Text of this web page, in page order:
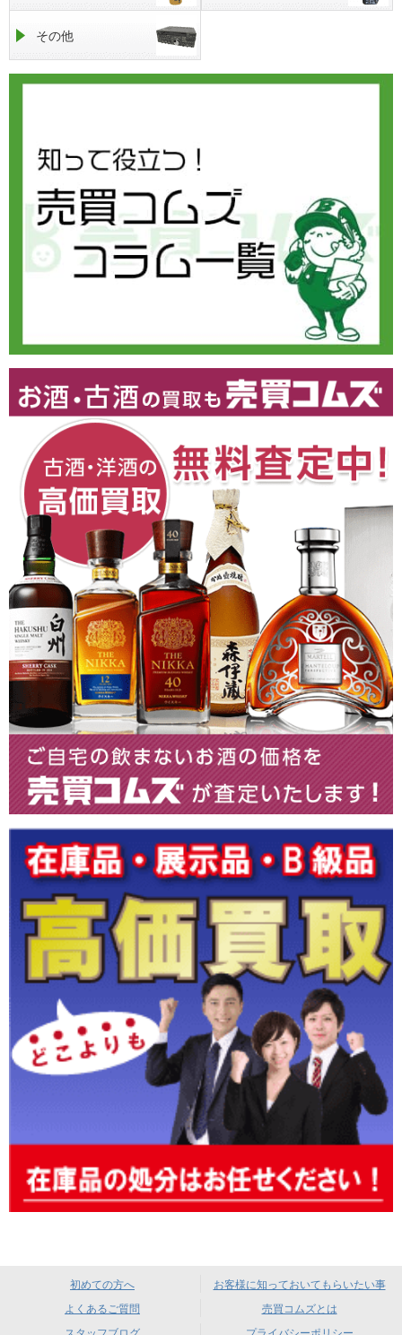
その他
初めての方へ
お客様に知っておいてもらいたい事
よくあるご質問
売買コムズとは
スタッフブログ
プライバシーポリシー